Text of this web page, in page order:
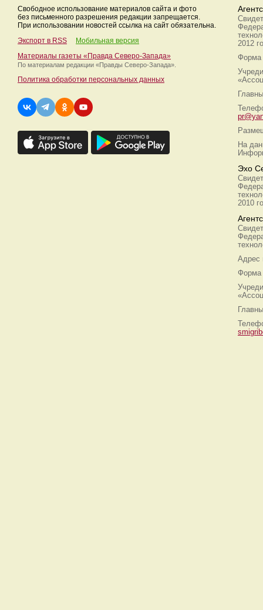
Свободное использование материалов сайта и фото
без письменного разрешения редакции запрещается.
При использовании новостей ссылка на сайт обязательна.
Экспорт в RSS
Мобильная версия
Материалы газеты «Правда Северо-Запада»
По материалам редакции «Правды Северо-Запада».
Политика обработки персональных данных
2012
Форма
На
Эхо
2010
Адрес
Форма